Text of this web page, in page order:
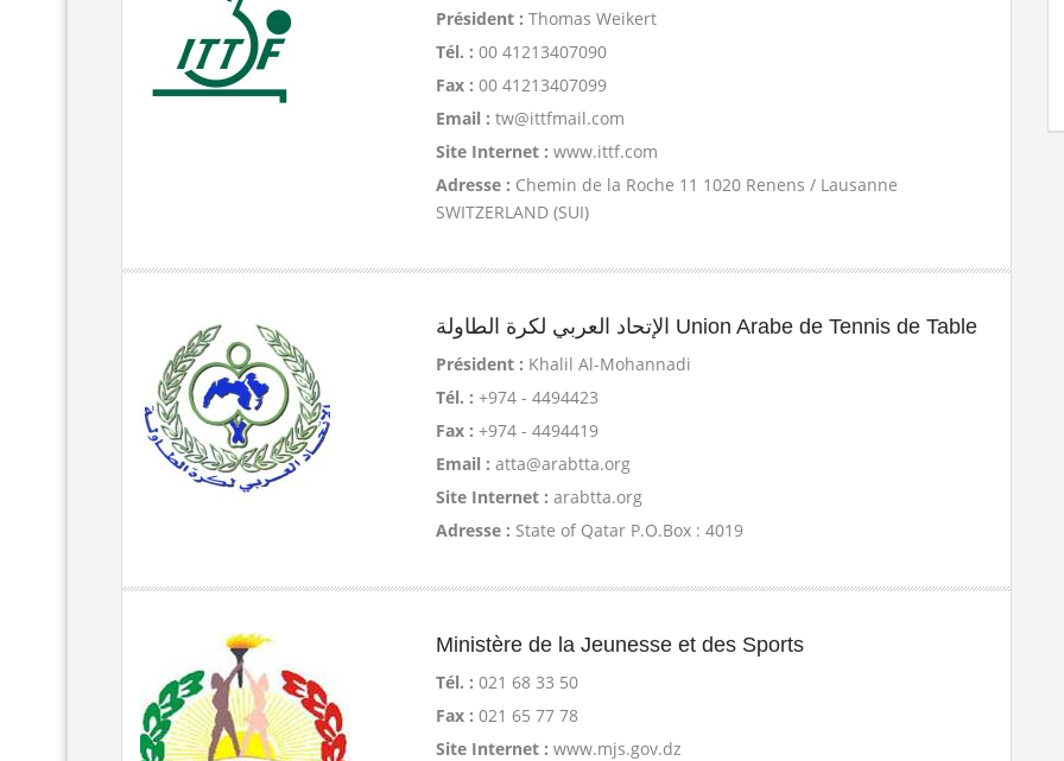
Président :Thomas Weikert
Tél. :00 41213407090
Fax :00 41213407099
Email :tw@ittfmail.com
Site Internet :www.ittf.com
Adresse : Chemin de la Roche 11 1020 Renens / Lausanne
SWITZERLAND (SUI)
الإتحاد العربي لكرة الطاولة Union Arabe de Tennis de Table
Président : Khalil Al-Mohannadi
Tél. :+974 - 4494423
Fax :+974 - 4494419
Email :atta@arabtta.org
Site Internet :arabtta.org
Adresse : State of Qatar P.O.Box : 4019
Ministère de la Jeunesse et des Sports
Tél. :021 68 33 50
Fax :021 65 77 78
Site Internet :www.mjs.gov.dz